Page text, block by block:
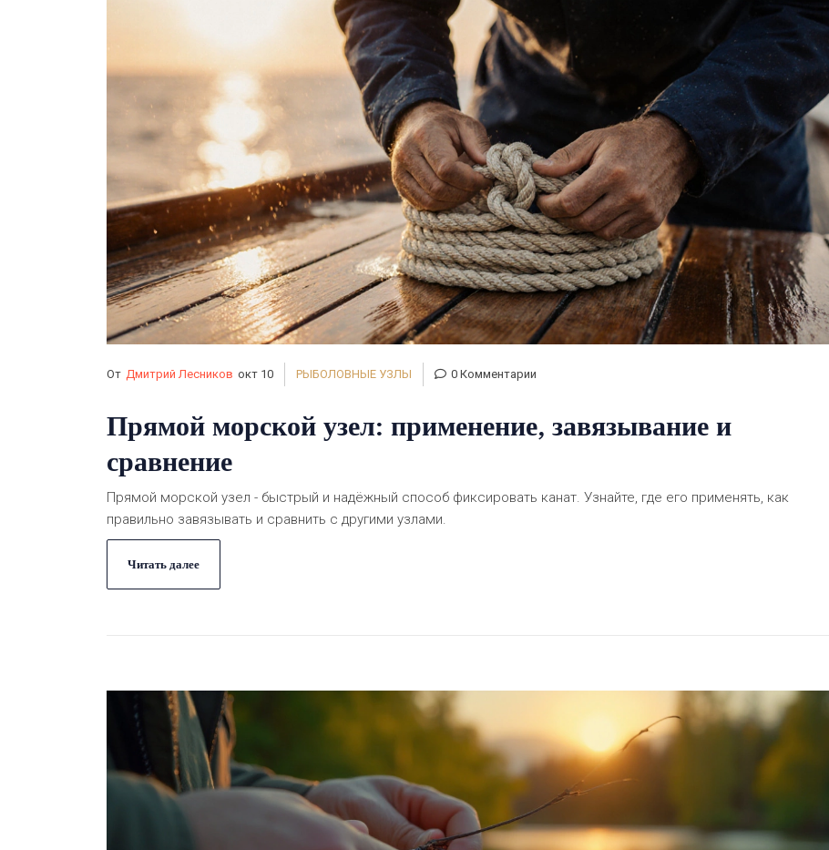
От Дмитрий Лесников окт 10 РЫБОЛОВНЫЕ УЗЛЫ 0 Комментарии
Прямой морской узел: применение, завязывание и
сравнение
Прямой морской узел - быстрый и надёжный способ фиксировать канат. Узнайте, где его применять, как
правильно завязывать и сравнить с другими узлами.
Читать далее